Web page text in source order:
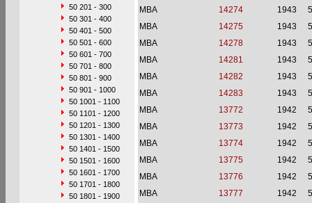
50 201 - 300
50 301 - 400
50 401 - 500
50 501 - 600
50 601 - 700
50 701 - 800
50 801 - 900
50 901 - 1000
50 1001 - 1100
50 1101 - 1200
50 1201 - 1300
50 1301 - 1400
50 1401 - 1500
50 1501 - 1600
50 1601 - 1700
50 1701 - 1800
50 1801 - 1900
MBA
14274 1943
MBA
14275 1943
MBA
14278 1943
MBA
14281 1943
MBA
14282 1943
MBA
14283 1943
MBA
13772 1942
MBA
13773 1942
MBA
13774 1942
MBA
13775 1942
MBA
13776 1942
MBA
13777 1942